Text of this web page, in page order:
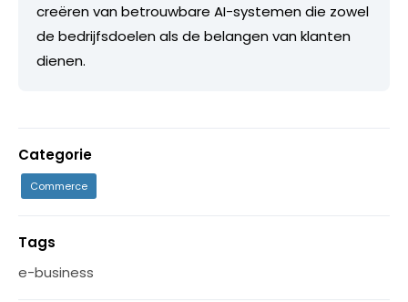
creëren van betrouwbare AI-systemen die zowel
de bedrijfsdoelen als de belangen van klanten
dienen.
Categorie
Commerce
Tags
e-business